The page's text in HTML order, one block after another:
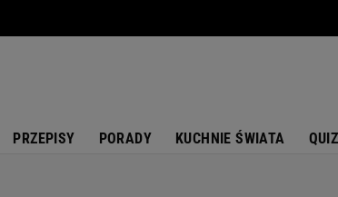
PRZEPISY PORADY KUCHNIE ŚWIATA